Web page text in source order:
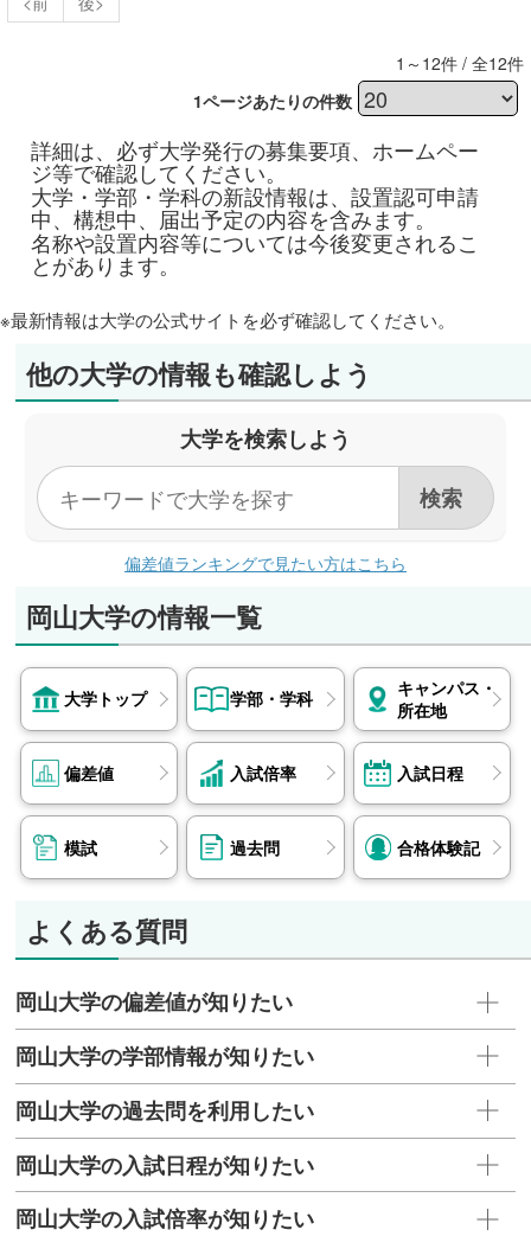
1～12件 / 全12件
1ページあたりの件数
詳細は、必ず大学発行の募集要項、ホームペー
ジ等で確認してください。
大学・学部・学科の新設情報は、設置認可申請
中、構想中、届出予定の内容を含みます。
名称や設置内容等については今後変更されるこ
とがあります。
※最新情報は大学の公式サイトを必ず確認してください。
他の大学の情報も確認しよう
大学を検索しよう
偏差値ランキングで見たい方はこちら
岡山大学の情報一覧
大学トップ 学部・学科
キャンパス・
所在地
偏差値 入試倍率 入試日程
模試 過去問 合格体験記
よくある質問
岡山大学の偏差値が知りたい
岡山大学の学部情報が知りたい
岡山大学の過去問を利用したい
岡山大学の入試日程が知りたい
岡山大学の入試倍率が知りたい